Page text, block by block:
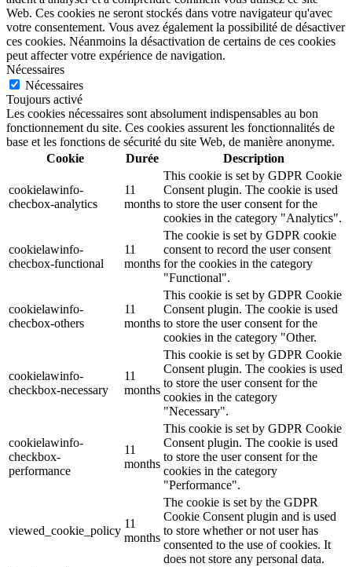
Web. Ces cookies ne seront stockés dans votre navigateur qu'avec
votre consentement. Vous avez également la possibilité de désactiver
ces cookies. Néanmoins la désactivation de certains de ces cookies
peut affecter votre expérience de navigation.
Nécessaires
Nécessaires
Toujours activé
Les cookies nécessaires sont absolument indispensables au bon
fonctionnement du site. Ces cookies assurent les fonctionnalités de
base et les fonctions de sécurité du site Web, de manière anonyme.
Cookie
Durée Description
cookielawinfo-
checbox-analytics
11
months
This cookie is set by GDPR Cookie
Consent plugin. The cookie is used
to store the user consent for the
cookies in the category "Analytics".
cookielawinfo-
checbox-functional
11
months
The cookie is set by GDPR cookie
consent to record the user consent
for the cookies in the category
"Functional".
cookielawinfo-
checbox-others
11
months
This cookie is set by GDPR Cookie
Consent plugin. The cookie is used
to store the user consent for the
cookies in the category "Other.
cookielawinfo-
checkbox-necessary
11
months
This cookie is set by GDPR Cookie
Consent plugin. The cookies is used
to store the user consent for the
cookies in the category
"Necessary".
cookielawinfo-
checkbox-
performance
11
months
This cookie is set by GDPR Cookie
Consent plugin. The cookie is used
to store the user consent for the
cookies in the category
"Performance".
viewed_cookie_policy
11
months
The cookie is set by the GDPR
Cookie Consent plugin and is used
to store whether or not user has
consented to the use of cookies. It
does not store any personal data.